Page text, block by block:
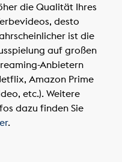
die Qualität Ihres
desto
ist die
auf großen
Anbietern
Amazon Prime
etc.). Weitere
dazu finden Sie
.